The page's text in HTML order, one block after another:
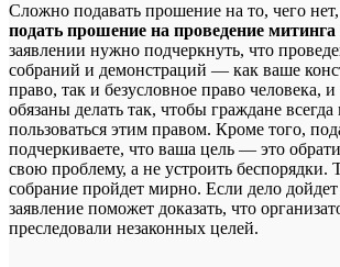
Сложно подавать прошение на то, чего
подать прошение на проведение
заявлении нужно подчеркнуть, что
собраний и демонстраций — как ваше
право, так и безусловное право человека,
обязаны делать так, чтобы граждане всегда
пользоваться этим правом. Кроме того,
подчеркиваете, что ваша цель — это
свою проблему, а не устроить беспорядки.
собрание пройдет мирно. Если дело дойдет
заявление поможет доказать, что
преследовали незаконных целей.